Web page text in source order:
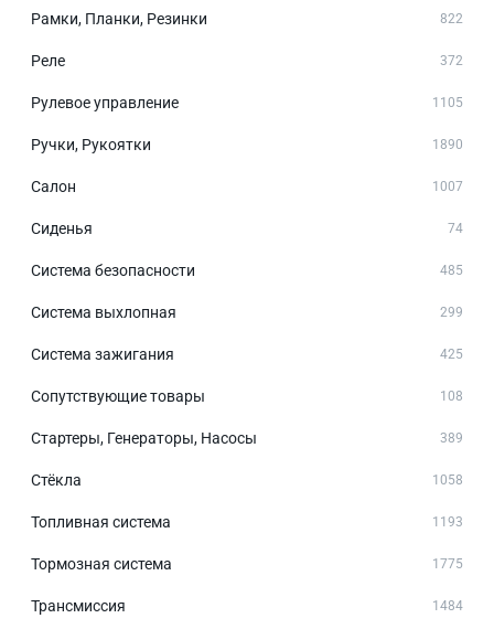
Рамки, Планки, Резинки 822
Реле 372
Рулевое управление 1105
Ручки, Рукоятки 1890
Салон 1007
Сиденья 74
Система безопасности 485
Система выхлопная 299
Система зажигания 425
Сопутствующие товары 108
Стартеры, Генераторы, Насосы 389
Стёкла 1058
Топливная система 1193
Тормозная система 1775
Трансмиссия 1484